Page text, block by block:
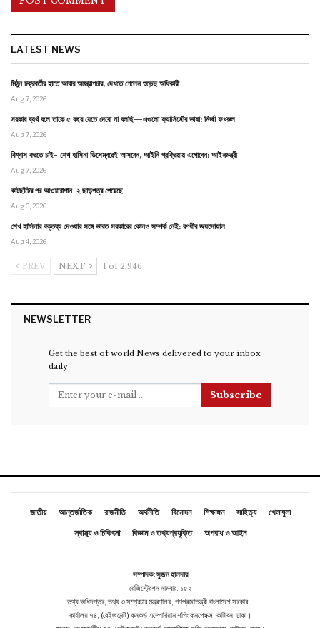
LATEST NEWS
মিঠুন চক্রবর্তীর হাতে আবার অস্ত্রোপচার, দেখতে গেলেন শুভেন্দু অধিকারী
Aug 7, 2026
সরকার ব্যর্থ বলে তাকে ৫ বছর যেতে দেবো না বলছি—এগুলো ফ্যাসিস্টের ভাষা: মির্জা ফখরুল
Aug 7, 2026
বিশ্বাস করতে চাই- শেখ হাসিনা ডিসেম্বরেই আসবেন, আইনি প্রক্রিয়ায় এগোবেন: আইনমন্ত্রী
Aug 7, 2026
কাটছাঁটের পর আওয়ারাপান-২ ছাড়পত্র পেয়েছে
Aug 6, 2026
শেখ হাসিনার বক্তব্য দেওয়ার সঙ্গে ভারত সরকারের কোনও সম্পর্ক নেই: রণধীর জয়সোয়াল
Aug 4, 2026
PREV NEXT 1 of 2,946
NEWSLETTER
Get the best of world News delivered to your inbox
daily
Subscribe
জাতীয় আন্তর্জাতিক রাজনীতি অর্থনীতি বিনোদন শিক্ষাঙ্গন সাহিত্য
খেলাধুলা
স্বাস্থ্য ও চিকিৎসা
বিজ্ঞান ও তথ্যপ্রযুক্তি অপরাধ ও আইন
সম্পাদক: সুজন হালদার
রেজিস্ট্রেশন নাম্বার: ১৫২
তথ্য অধিদপ্তর, তথ্য ও সম্প্রচার মন্ত্রণালয়, গণপ্রজাতন্ত্রী বাংলাদেশ সরকার।
কার্যালয় ৭৪, (বেইজমেন্ট ) কনকর্ড এম্পোরিয়াম শপিং কমপ্লেক্স, কাটাবন, ঢাকা।